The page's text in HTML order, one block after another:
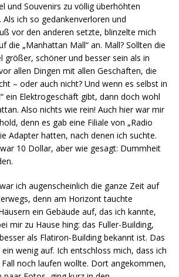
und Souvenirs zu völlig überhöhten
Als ich so gedankenverloren und
vor den anderen setzte, blinzelte mich
die „Manhattan Mall“ an. Mall? Sollten die
größer, schöner und besser sein als in
allen Dingen mit allen Geschäften, die
– oder auch nicht? Und wenn es selbst in
ein Elektrogeschäft gibt, dann doch wohl
Also nichts wie rein! Auch hier war mir
denn es gab eine Filiale von „Radio
Adapter hatten, nach denen ich suchte.
10 Dollar, aber wie gesagt: Dummheit
ich augenscheinlich die ganze Zeit auf
denn am Horizont tauchte
ein Gebäude auf, das ich kannte,
mir zu Hause hing: das Fuller-Building,
als Flatiron-Building bekannt ist. Das
wenig auf. Ich entschloss mich, dass ich
noch laufen wollte. Dort angekommen,